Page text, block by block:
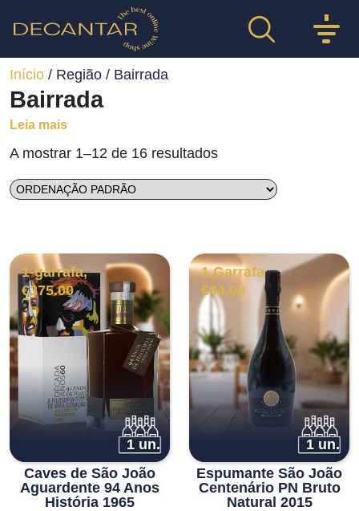
Início / Região / Bairrada
Bairrada
Leia mais
A mostrar 1–12 de 16 resultados
1-garrafa,
€375.00
1 un.
Caves de São João
Aguardente 94 Anos
História 1965
1 Garrafa
€94.00
1 un.
Espumante São João
Centenário PN Bruto
Natural 2015